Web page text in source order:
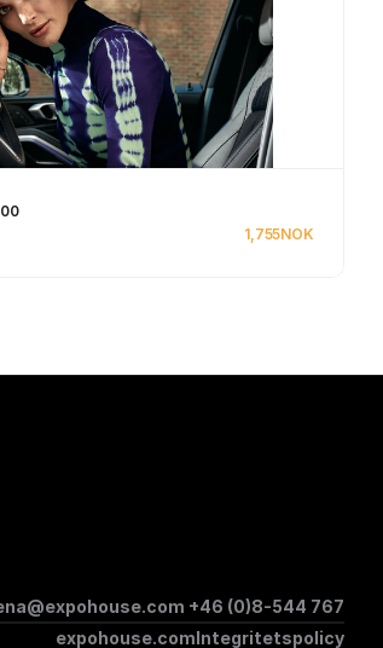
1,755NOK
+46 (0)8-544 767
expohouse.comIntegritetspolicy